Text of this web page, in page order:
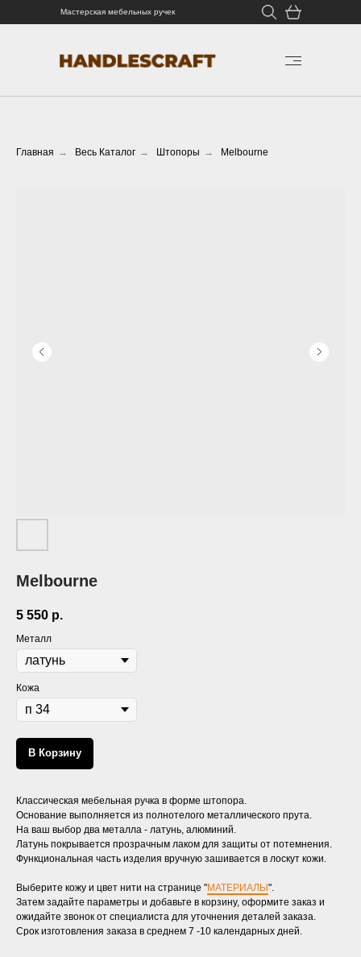
Мастерская мебельных ручек
Главная → Весь Каталог → Штопоры → Melbourne
Melbourne
5 550 р.
Металл
Кожа
В Корзину
Классическая мебельная ручка в форме штопора.
Основание выполняется из полнотелого металлического прута.
На ваш выбор два металла - латунь, алюминий.
Латунь покрывается прозрачным лаком для защиты от потемнения.
Функциональная часть изделия вручную зашивается в лоскут кожи.
Выберите кожу и цвет нити на странице "МАТЕРИАЛЫ ".
Затем задайте параметры и добавьте в корзину, оформите заказ и
ожидайте звонок от специалиста для уточнения деталей заказа.
Срок изготовления заказа в среднем 7 -10 календарных дней.